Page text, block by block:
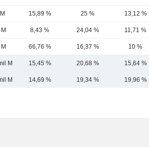
15,89 % 25 % 13,12 %
8,43 % 24,04 % 11,71 %
66,76 % 16,37 % 10 %
M 15,45 % 20,68 % 15,64 %
M 14,69 % 19,34 % 19,96 %